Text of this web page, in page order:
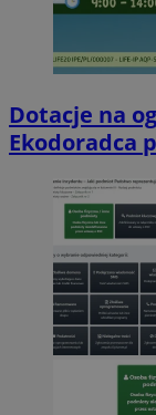
Dotacje na
Ekodoradca